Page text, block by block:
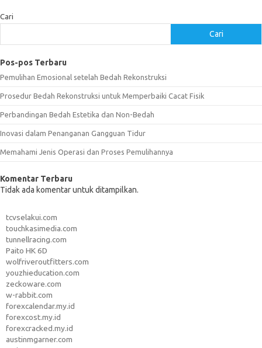
Cari
Cari
Pos-pos Terbaru
Pemulihan Emosional setelah Bedah Rekonstruksi
Prosedur Bedah Rekonstruksi untuk Memperbaiki Cacat Fisik
Perbandingan Bedah Estetika dan Non-Bedah
Inovasi dalam Penanganan Gangguan Tidur
Memahami Jenis Operasi dan Proses Pemulihannya
Komentar Terbaru
Tidak ada komentar untuk ditampilkan.
tcvselakui.com
touchkasimedia.com
tunnellracing.com
Paito HK 6D
wolfriveroutfitters.com
youzhieducation.com
zeckoware.com
w-rabbit.com
forexcalendar.my.id
forexcost.my.id
forexcracked.my.id
austinmgarner.com